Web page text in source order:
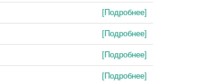
[Подробнее]
[Подробнее]
[Подробнее]
[Подробнее]